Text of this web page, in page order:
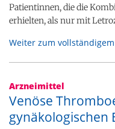
Patientinnen, die die
erhielten, als nur mit
Weiter zum
Arzneimittel
Venöse
gynäkologischen